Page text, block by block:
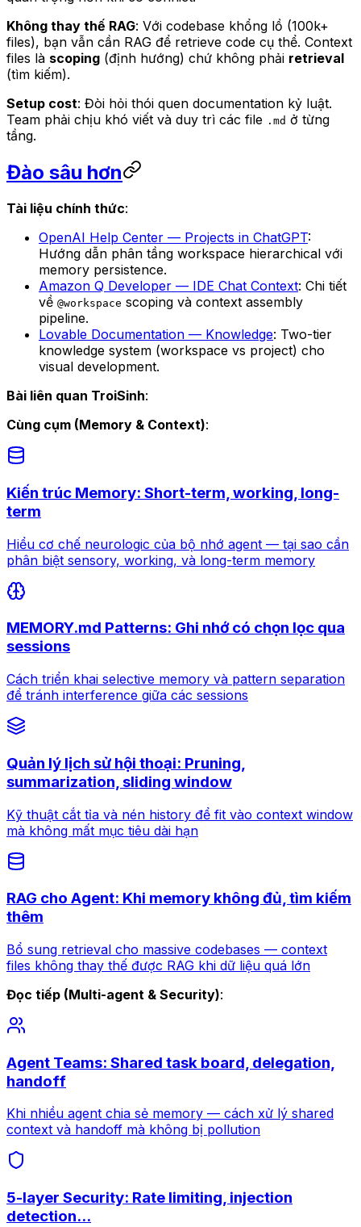
Không thay thế RAG: Với codebase khổng lồ (100k+
files), bạn vẫn cần RAG để retrieve code cụ thể. Context
files là scoping (định hướng) chứ không phải retrieval
(tìm kiếm).
Setup cost: Đòi hỏi thói quen documentation kỷ luật.
Team phải chịu khó viết và duy trì các file .md ở từng
tầng.
Đào sâu hơn
Tài liệu chính thức:
OpenAI Help Center — Projects in ChatGPT:
Hướng dẫn phân tầng workspace hierarchical với
memory persistence.
Amazon Q Developer — IDE Chat Context: Chi tiết
về @workspace scoping và context assembly
pipeline.
Lovable Documentation — Knowledge: Two-tier
knowledge system (workspace vs project) cho
visual development.
Bài liên quan TroiSinh:
Cùng cụm (Memory & Context):
Kiến trúc Memory: Short-term, working, long-
term
Hiểu cơ chế neurologic của bộ nhớ agent — tại sao cần
phân biệt sensory, working, và long-term memory
MEMORY.md Patterns: Ghi nhớ có chọn lọc qua
sessions
Cách triển khai selective memory và pattern separation
để tránh interference giữa các sessions
Quản lý lịch sử hội thoại: Pruning,
summarization, sliding window
Kỹ thuật cắt tỉa và nén history để fit vào context window
mà không mất mục tiêu dài hạn
RAG cho Agent: Khi memory không đủ, tìm kiếm
thêm
Bổ sung retrieval cho massive codebases — context
files không thay thế được RAG khi dữ liệu quá lớn
Đọc tiếp (Multi-agent & Security):
Agent Teams: Shared task board, delegation,
handoff
Khi nhiều agent chia sẻ memory — cách xử lý shared
context và handoff mà không bị pollution
5-layer Security: Rate limiting, injection
detection...